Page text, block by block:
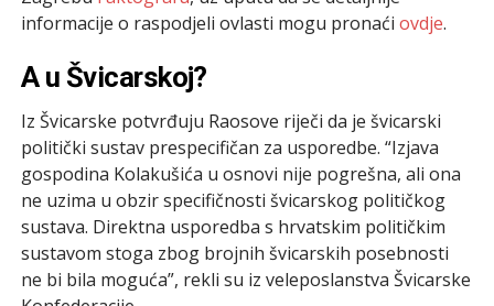
informacije o raspodjeli ovlasti mogu pronaći ovdje.
A u Švicarskoj?
Iz Švicarske potvrđuju Raosove riječi da je švicarski
politički sustav prespecifičan za usporedbe. “Izjava
gospodina Kolakušića u osnovi nije pogrešna, ali ona
ne uzima u obzir specifičnosti švicarskog političkog
sustava. Direktna usporedba s hrvatskim političkim
sustavom stoga zbog brojnih švicarskih posebnosti
ne bi bila moguća”, rekli su iz veleposlanstva Švicarske